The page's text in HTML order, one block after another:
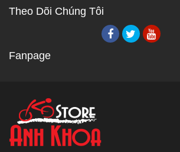
Theo Dõi Chúng Tôi
Fanpage